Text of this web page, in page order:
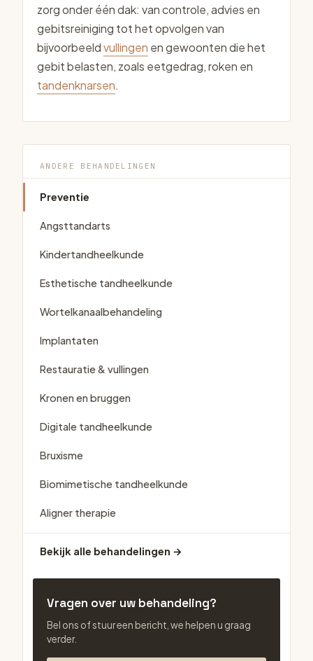
zorg onder één dak: van controle, advies en
gebitsreiniging tot het opvolgen van
bijvoorbeeldvullingen en gewoonten die het
gebit belasten, zoals eetgedrag, roken en
tandenknarsen.
ANDERE BEHANDELINGEN
Preventie
Angsttandarts
Kindertandheelkunde
Esthetische tandheelkunde
Wortelkanaalbehandeling
Implantaten
Restauratie & vullingen
Kronen en bruggen
Digitale tandheelkunde
Bruxisme
Biomimetische tandheelkunde
Aligner therapie
Bekijk alle behandelingen →
Vragen over uw behandeling?
Bel ons of stuur een bericht, we helpen u graag
verder.